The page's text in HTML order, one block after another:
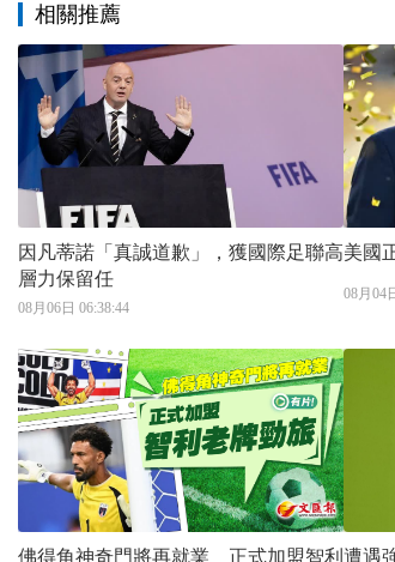
相關推薦
因凡蒂諾「真誠道歉」，獲國際足聯高
層力保留任
08月06日 06:38:44
美國
08月04
佛得角神奇門將再就業 正式加盟智利 遭遇